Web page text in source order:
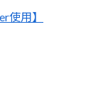
使用】